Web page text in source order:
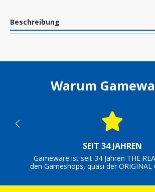
Beschreibung
Warum
SEIT 34 JAHREN
Gameware ist seit 34 Jahren THE
den Gameshops, quasi der ORIGINAL